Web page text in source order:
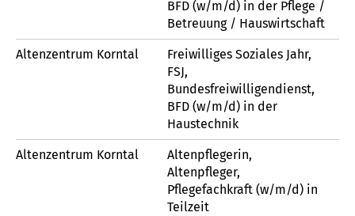
BFD (w/m/d) in der Pflege /
Betreuung / Hauswirtschaft
Altenzentrum Korntal
Freiwilliges Soziales Jahr,
FSJ,
Bundesfreiwilligendienst,
BFD (w/m/d) in der
Haustechnik
Altenzentrum Korntal
Altenpflegerin,
Altenpfleger,
Pflegefachkraft (w/m/d) in
Teilzeit